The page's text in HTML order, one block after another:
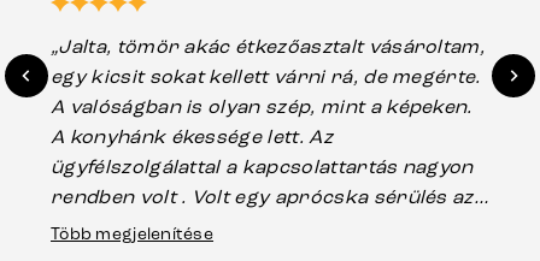
„Jalta, tömör akác étkezőasztalt vásároltam,
egy kicsit sokat kellett várni rá, de megérte.
A valóságban is olyan szép, mint a képeken.
A konyhánk ékessége lett. Az
ügyfélszolgálattal a kapcsolattartás nagyon
rendben volt . Volt egy aprócska sérülés az
asztal talpánál, ami szállításkor
Több megjelenítése